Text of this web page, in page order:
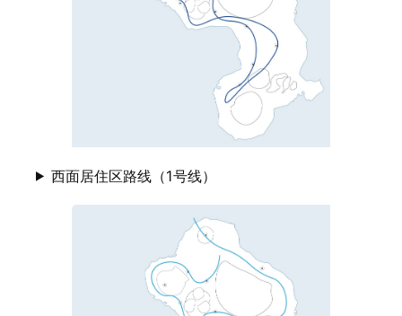
西面居住区路线（1号线）